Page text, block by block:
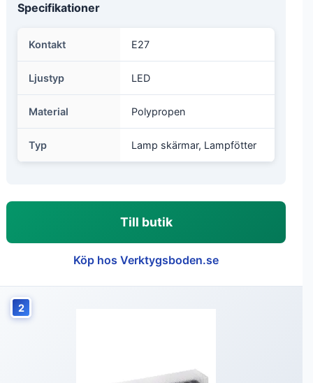
Specifikationer
Kontakt E27
Ljustyp LED
Material Polypropen
Typ Lamp skärmar, Lampfötter
Till butik
Köp hos Verktygsboden.se
2